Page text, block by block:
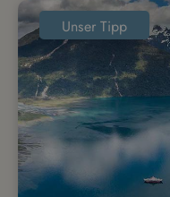
Unser Tipp